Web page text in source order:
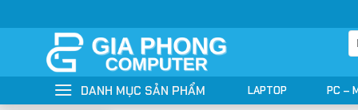
qua
DANH MỤC SẢN PHẨM LAPTOP PC –